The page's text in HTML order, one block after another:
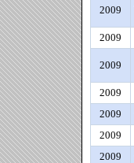
2009
2009
2009
2009
2009
2009
2009